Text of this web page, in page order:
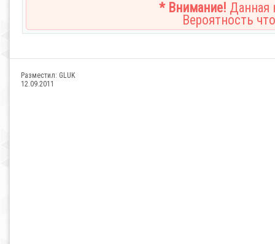
* Внимание! Данная
Вероятность
Разместил: GLUK
12.09.2011